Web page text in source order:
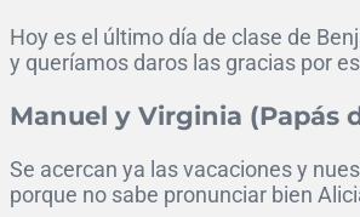
Hoy es el último día de clase de
y queríamos daros las gracias por
Manuel y Virginia (Papás
Se acercan ya las vacaciones y
porque no sabe pronunciar bien